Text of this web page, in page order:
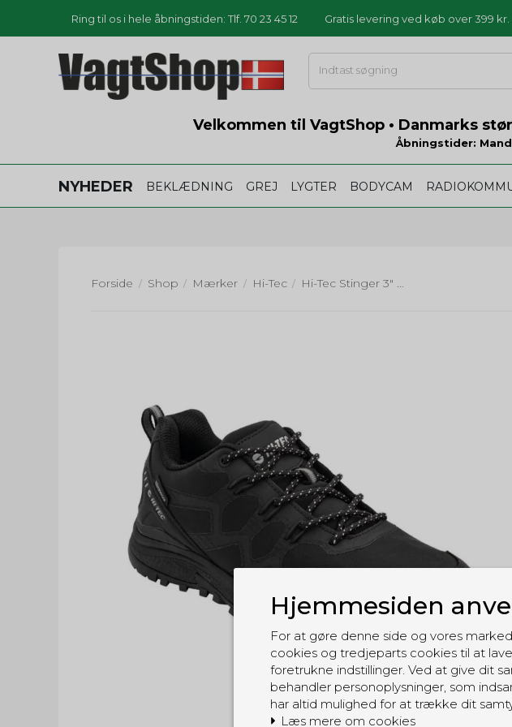
Ring til os i hele åbningstiden: Tlf. 70 23 45 12 Gratis levering ved køb over 399 kr.
Velkommen til VagtShop • Danmarks
Åbningstider:
NYHEDER BEKLÆDNING GREJ LYGTER BODYCAM
Forside / Shop / Mærker / Hi-Tec / Hi-Tec Stinger 3" WP - sort
Hjemmesiden
For at gøre denne side og vores
cookies og tredjeparts cookies til at
foretrukne indstillinger. Ved at give dit
behandler personoplysninger, som
har altid mulighed for at trække dit
Læs mere om cookies